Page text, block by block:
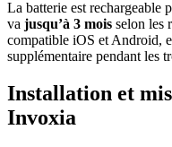
La batterie est rechargeable
va jusqu’à 3 mois selon les
compatible iOS et Android,
supplémentaire pendant les
Installation et
Invoxia